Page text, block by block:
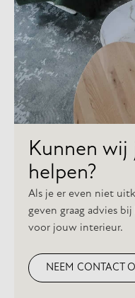
Kunnen wij
helpen?
Kunnen wij
helpen?
Als je er even niet
geven graag advies
voor jouw interieur.
NEEM CONTACT